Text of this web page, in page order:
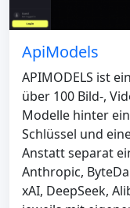
ApiModels
APIMODELS ist
über 100 Bild-,
Modelle hinter
Schlüssel und
Anstatt separat
Anthropic,
xAI, DeepSeek,